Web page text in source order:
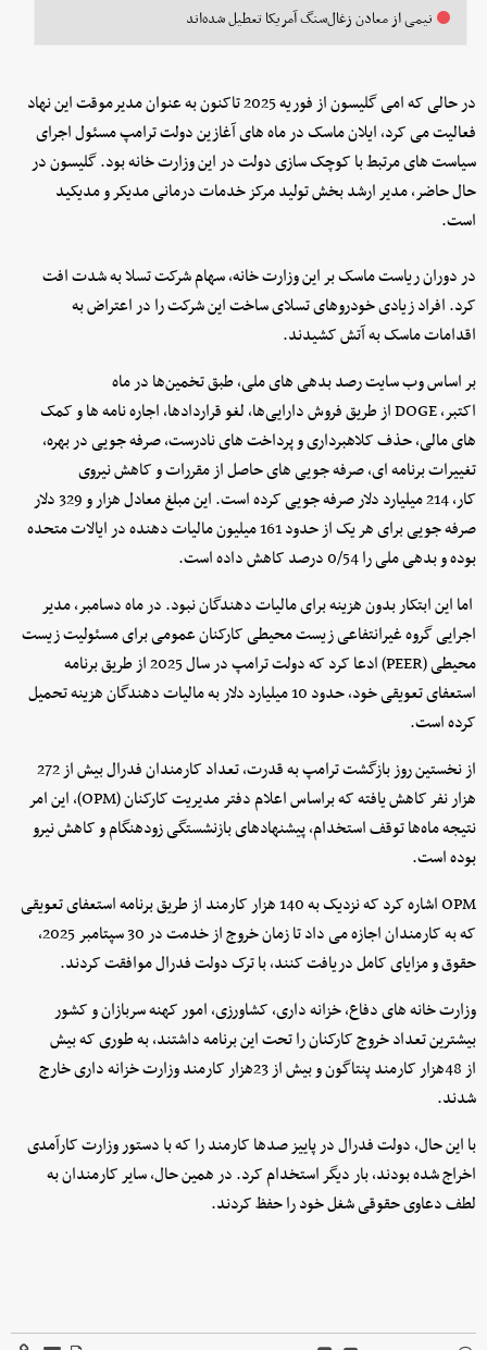
نیمی از معادن زغال‌سنگ آمریکا تعطیل شده‌اند
در حالی که امی گلیسون از فوریه 2025 تاکنون به عنوان مدیرموقت این نهاد
فعالیت می کرد، ایلان ماسک در ماه های آغازین دولت ترامپ مسئول اجرای
سیاست های مرتبط با کوچک سازی دولت در این وزارت خانه بود. گلیسون در
حال حاضر، مدیر ارشد بخش تولید مرکز خدمات درمانی مدیکر و مدیکید
است.
در دوران ریاست ماسک بر این وزارت خانه، سهام شرکت تسلا به شدت افت
کرد. افراد زیادی خودروهای تسلای ساخت این شرکت را در اعتراض به
اقدامات ماسک به آتش کشیدند.
بر اساس وب‌ سایت رصد بدهی های ملی، طبق تخمین‌ها در ماه
اکتبر، DOGE از طریق فروش دارایی‌ها، لغو قراردادها، اجاره ‌نامه‌ ها و کمک‌
های مالی، حذف کلاهبرداری و پرداخت ‌های نادرست، صرفه ‌جویی در بهره،
تغییرات برنامه ‌ای، صرفه‌ جویی‌ های حاصل از مقررات و کاهش نیروی
کار، 214 میلیارد دلار صرفه ‌جویی کرده است. این مبلغ معادل هزار و 329 دلار
صرفه‌ جویی برای هر یک از حدود 161 میلیون مالیات‌ دهنده در ایالات متحده
بوده و بدهی ملی را 0/54 درصد کاهش داده است.
اما این ابتکار بدون هزینه برای مالیات ‌دهندگان نبود. در ماه دسامبر، مدیر
اجرایی گروه غیرانتفاعی زیست‌ محیطی کارکنان عمومی برای مسئولیت زیست
‌محیطی (PEER) ادعا کرد که دولت ترامپ در سال 2025 از طریق برنامه
استعفای تعویقی خود، حدود 10 میلیارد دلار به مالیات‌ دهندگان هزینه تحمیل
کرده است.
از نخستین روز بازگشت ترامپ به قدرت، تعداد کارمندان فدرال بیش از 272
هزار نفر کاهش یافته که براساس اعلام دفتر مدیریت کارکنان (OPM)، این امر
نتیجه ماه‌ها توقف استخدام، پیشنهادهای بازنشستگی زودهنگام و کاهش نیرو
بوده است.
OPM اشاره کرد که نزدیک به 140 هزار کارمند از طریق برنامه استعفای تعویقی
که به کارمندان اجازه می ‌داد تا زمان خروج از خدمت در 30 سپتامبر 2025،
حقوق و مزایای کامل دریافت کنند، با ترک دولت فدرال موافقت کردند.
وزارت خانه‌ های دفاع، خزانه ‌داری، کشاورزی، امور کهنه ‌سربازان و کشور
بیشترین تعداد خروج کارکنان را تحت این برنامه داشتند، به طوری که بیش
از 48هزار کارمند پنتاگون و بیش از 23هزار کارمند وزارت خزانه ‌داری خارج
شدند.
با این حال، دولت فدرال در پاییز صدها کارمند را که با دستور وزارت کارآمدی
اخراج شده بودند، بار دیگر استخدام کرد. در همین حال، سایر کارمندان به
لطف دعاوی حقوقی شغل خود را حفظ کردند.